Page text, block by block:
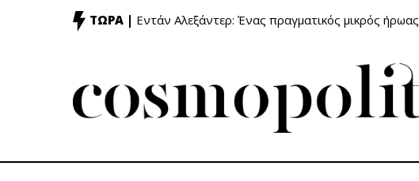
ΤΩΡΑ | Εντάν Αλεξάντερ: Ένας πραγματικός μικρός ήρωας